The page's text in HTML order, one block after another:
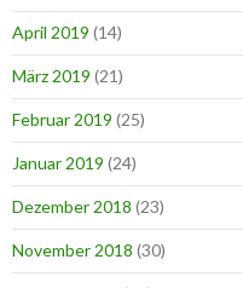
April 2019 (14)
März 2019 (21)
Februar 2019 (25)
Januar 2019 (24)
Dezember 2018 (23)
November 2018 (30)